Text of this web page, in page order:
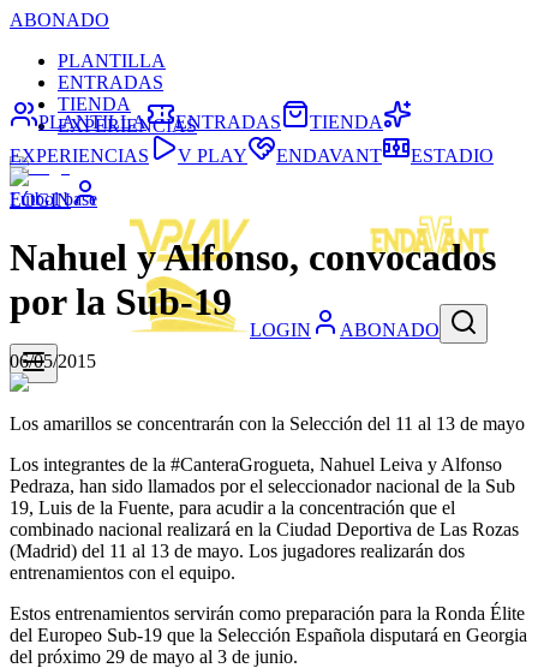
ABONADO
PLANTILLA
ENTRADAS
TIENDA
EXPERIENCIAS
LOGIN
LOGIN ABONADO
PLANTILLA ENTRADAS
TIENDA
EXPERIENCIAS
V PLAY ENDAVANT ESTADIO
Fútbol base
Nahuel y Alfonso, convocados
por la Sub-19
06/05/2015
Los amarillos se concentrarán con la Selección del 11 al 13 de mayo
Los integrantes de la #CanteraGrogueta, Nahuel Leiva y Alfonso
Pedraza, han sido llamados por el seleccionador nacional de la Sub
19, Luis de la Fuente, para acudir a la concentración que el
combinado nacional realizará en la Ciudad Deportiva de Las Rozas
(Madrid) del 11 al 13 de mayo. Los jugadores realizarán dos
entrenamientos con el equipo.
Estos entrenamientos servirán como preparación para la Ronda Élite
del Europeo Sub-19 que la Selección Española disputará en Georgia
del próximo 29 de mayo al 3 de junio.